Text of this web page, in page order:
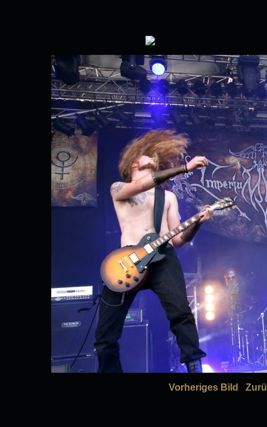
Vorheriges Bild